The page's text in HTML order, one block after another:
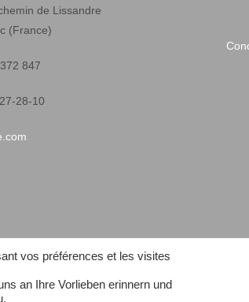
de Lissandre
(France)
847
28-10
vos préférences et les visites
an Ihre Vorlieben erinnern und